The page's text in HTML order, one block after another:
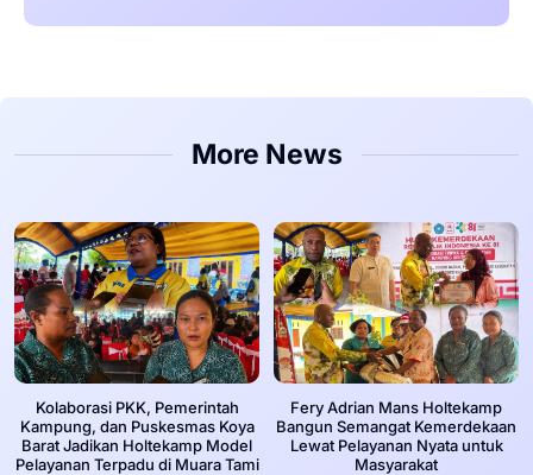
More News
Kolaborasi PKK, Pemerintah
Kampung, dan Puskesmas Koya
Barat Jadikan Holtekamp Model
Pelayanan Terpadu di Muara Tami
Fery Adrian Mans Holtekamp
Bangun Semangat Kemerdekaan
Lewat Pelayanan Nyata untuk
Masyarakat